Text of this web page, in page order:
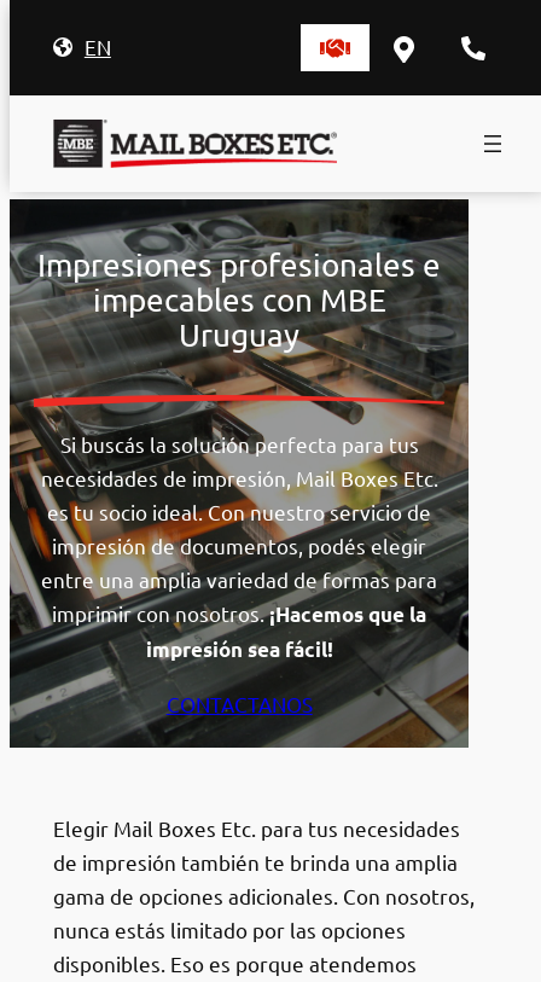
al
contenido
EN
Impresiones profesionales e
impecables con MBE
Uruguay
Si buscás la solución perfecta para tus
necesidades de impresión, Mail Boxes Etc.
es tu socio ideal. Con nuestro servicio de
impresión de documentos, podés elegir
entre una amplia variedad de formas para
imprimir con nosotros.¡Hacemos que la
impresión sea fácil!
CONTACTANOS
Elegir Mail Boxes Etc. para tus necesidades
de impresión también te brinda una amplia
gama de opciones adicionales. Con nosotros,
nunca estás limitado por las opciones
disponibles. Eso es porque atendemos